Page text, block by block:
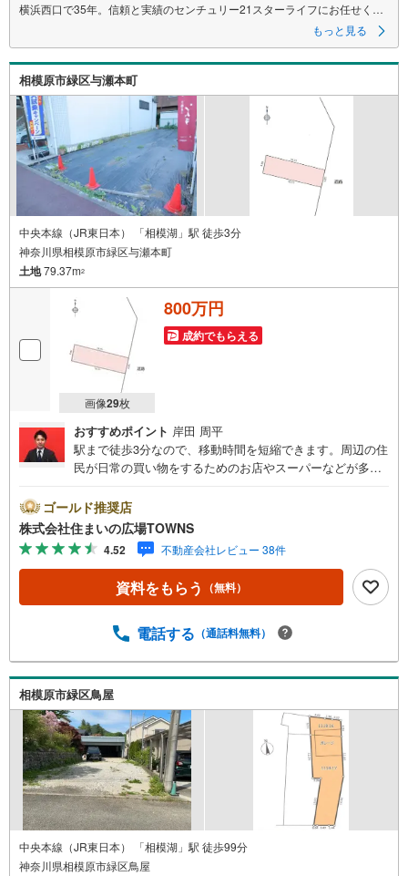
横浜西口で35年。信頼と実績のセンチュリー21スターライフにお任せくだ
インターネット未公開やセンチュリー21ならではの物件も豊富にご用意し
ております。
横浜駅西口より徒歩5分。お車でのご来店も可能です。
「センチュリオン獲得店舗」
全国約970店舗あるセンチュリー21のお店。その中でも、アメリカ本部が
設ける一定基準を満たした、上位4％しか受賞できない賞。それが「センチ
ュリオン」です。 弊社はそのセンチュリオンを2003年から欠かすことなく
受賞し続けております。
「住宅ローン相談会」
お客様にあった無理のない住宅ローンの試算やご購入の際に実際かかる諸
費用の概算も行っております。人生最大のお買い物になりますので、しっ
かりとした資金計画のアドバイスをさせて頂きます。
当社では来店しなくても物件の見学ができるオンライン内見を実施してい
ます。
ご希望のお客様は電話番号からお問い合わせいただき、担当営業にオンラ
イン内見をご希望の旨をお伝えください。
もっと見る
相模原市緑区与瀬本町
中央本線（JR東日本） 「相模湖」駅 徒歩3分
神奈川県相模原市緑区与瀬本町
土地79.37m2
画像29枚
800万円
成約でもらえる
おすすめポイント 岸田 周平
駅まで徒歩3分なので、移動時間を短縮できます。周辺の住
民が日常の買い物をするためのお店やスーパーなどが多い
が平坦地です。周辺環境が新しい住まいを建てるのに適し
ている住宅用地です。広さの心配がいらない土地面積79.37
平米（公簿）。綺麗に整備された売地ですので、面倒な手
入れなど必要ありません。【年中無休/9:00～21:00】人気
物件は特にお問い合わせが集中するため、お早めにお電話
下さい。「室内・現地を見学する」ボタンよりご予約頂く
ります。○住宅ローンのご相談○ライフプランのシミュレー
ッフが親身になってお客様に合った物件をご紹介させて頂
きます！ /他社様掲載物件も併せてご紹介可能ですのでお気
軽にお問い合わせ下さい♪駐車場もございますので、お車
でのお越しも大歓迎です！
ゴールド推奨店
株式会社住まいの広場TOWNS
4.52 不動産会社レビュー 38件
資料をもらう （無料）
電話する （通話料無料）
相模原市緑区鳥屋
中央本線（JR東日本） 「相模湖」駅 徒歩99分
神奈川県相模原市緑区鳥屋